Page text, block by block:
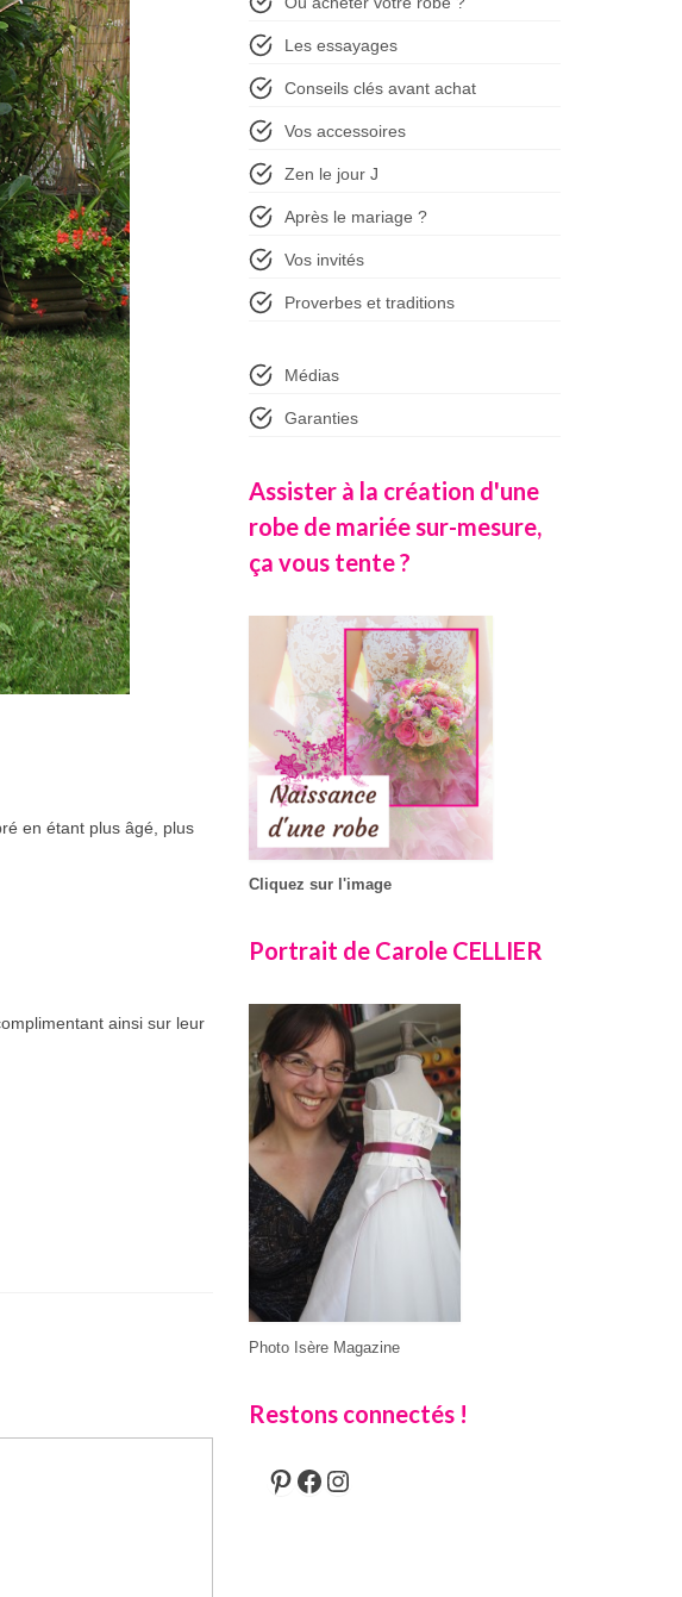
en étant plus âgé, plus
ainsi sur leur
Les essayages
Conseils clés avant achat
Vos accessoires
Zen le jour J
Après le mariage ?
Vos invités
Proverbes et traditions
Médias
Garanties
Assister à la création d'une
robe de mariée sur-mesure,
ça vous tente ?
Cliquez sur l'image
Portrait de Carole CELLIER
Photo Isère Magazine
Restons connectés !
Pinterest
Facebook
Instagram